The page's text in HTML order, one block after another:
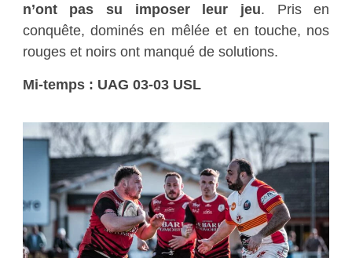
n’ont pas su imposer leur jeu. Pris en
conquête, dominés en mêlée et en touche, nos
rouges et noirs ont manqué de solutions.
Mi-temps : UAG 03-03 USL